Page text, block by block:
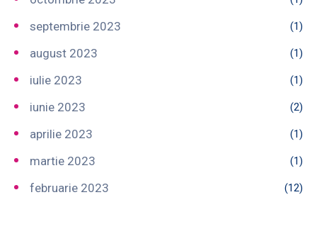
septembrie 2023 (1)
august 2023 (1)
iulie 2023 (1)
iunie 2023 (2)
aprilie 2023 (1)
martie 2023 (1)
februarie 2023 (12)